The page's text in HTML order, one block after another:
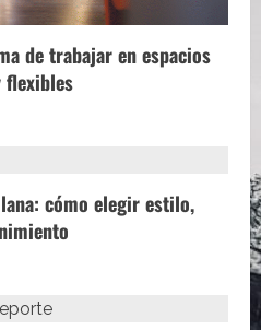
de trabajar en espacios
flexibles
cómo elegir estilo,